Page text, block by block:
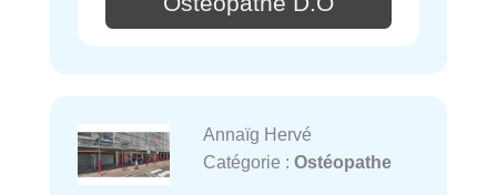
Annaïg Hervé
Catégorie : Ostéopathe